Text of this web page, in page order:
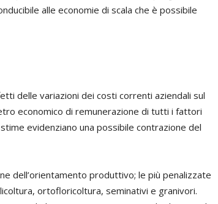
alle economie di scala che è possibile
delle variazioni dei costi correnti aziendali sul
economico di remunerazione di tutti i fattori
evidenziano una possibile contrazione del
dell’orientamento produttivo; le più penalizzate
ortofloricoltura, seminativi e granivori.